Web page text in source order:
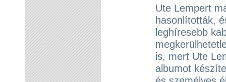
Ute Lempert
hasonlították,
leghíresebb
is, mert Ute
albumot